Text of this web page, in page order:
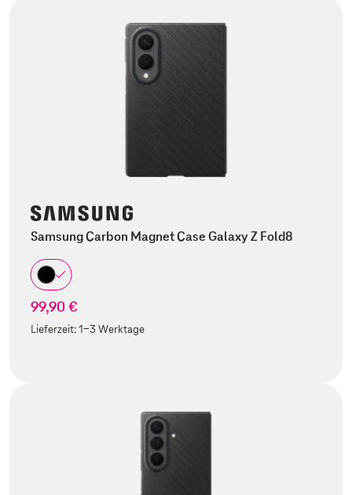
Samsung Carbon Magnet Case Galaxy Z Fold8
99,90 €
Lieferzeit:1-3 Werktage